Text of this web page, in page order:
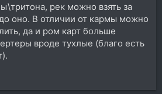
рек можно взять за
оно. В отличии от кармы можно
да и ром карт больше
вроде тухлые (благо есть